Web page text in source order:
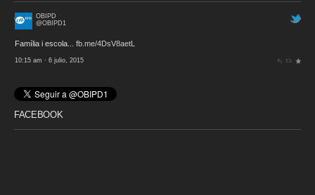
OBIPD
@OBIPD1
Família i escola... fb.me/4DsV8aetL
10:15 am · 6 julio, 2015
FACEBOOK